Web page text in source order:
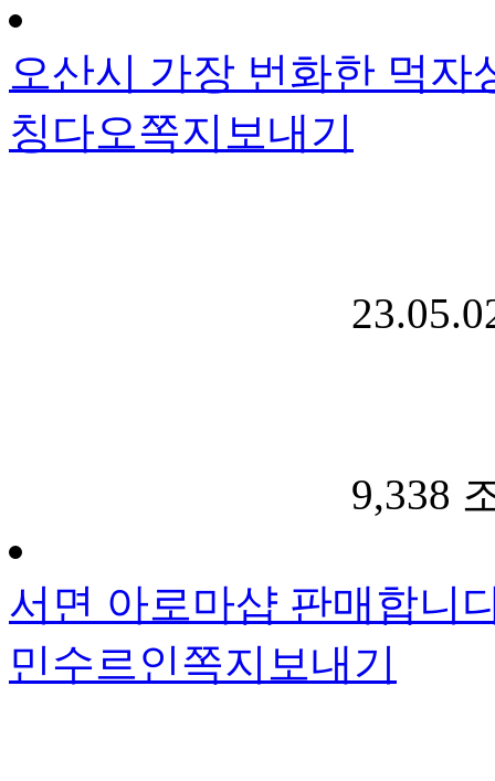
오산시 가장 번화한 먹자
칭다오쪽지보내기
9,338
서면 아로마샵 판매합니
민수르인쪽지보내기